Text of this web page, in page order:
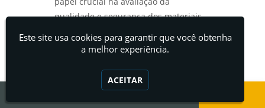
qualidade e segurança dos materiais
utilizados em diversas indústrias. A
realização de testes rigorosos garante
expectativas de desempenho e
segurança, contribuindo para a
confiança dos consumidores e a
Este site usa cookies para garantir que você obtenha
a melhor experiência.
ACEITAR